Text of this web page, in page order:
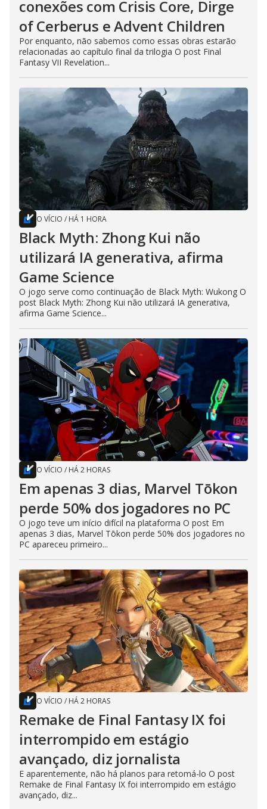
conexões com Crisis Core, Dirge
of Cerberus e Advent Children
Por enquanto, não sabemos como essas obras estarão
relacionadas ao capítulo final da trilogia O post Final
Fantasy VII Revelation...
O VÍCIO / HÁ 1 HORA
Black Myth: Zhong Kui não
utilizará IA generativa, afirma
Game Science
O jogo serve como continuação de Black Myth: Wukong O
post Black Myth: Zhong Kui não utilizará IA generativa,
afirma Game Science...
O VÍCIO / HÁ 2 HORAS
Em apenas 3 dias, Marvel Tōkon
perde 50% dos jogadores no PC
O jogo teve um início difícil na plataforma O post Em
apenas 3 dias, Marvel Tōkon perde 50% dos jogadores no
PC apareceu primeiro...
O VÍCIO / HÁ 2 HORAS
Remake de Final Fantasy IX foi
interrompido em estágio
avançado, diz jornalista
E aparentemente, não há planos para retomá-lo O post
Remake de Final Fantasy IX foi interrompido em estágio
avançado, diz...